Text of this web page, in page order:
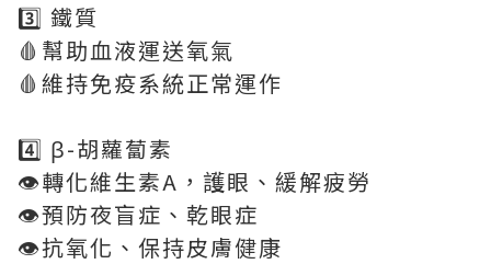
3️⃣ 鐵質
🩸幫助血液運送氧氣
🩸維持免疫系統正常運作
4️⃣ β-胡蘿蔔素
👁️轉化維生素A，護眼、緩解疲勞
👁️預防夜盲症、乾眼症
👁️抗氧化、保持皮膚健康